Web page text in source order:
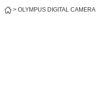
> OLYMPUS DIGITAL CAMERA